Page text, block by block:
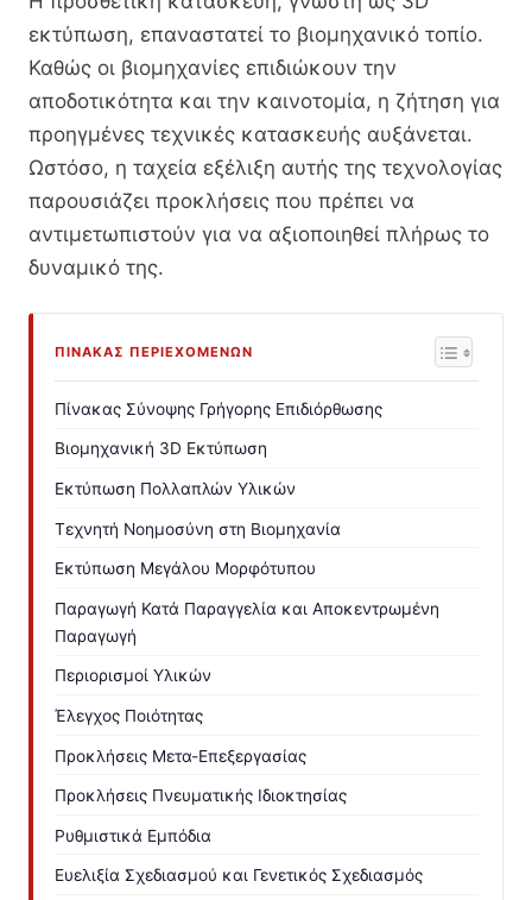
εκτύπωση, επαναστατεί το βιομηχανικό τοπίο.
Καθώς οι βιομηχανίες επιδιώκουν την
αποδοτικότητα και την καινοτομία, η ζήτηση για
προηγμένες τεχνικές κατασκευής αυξάνεται.
Ωστόσο, η ταχεία εξέλιξη αυτής της τεχνολογίας
παρουσιάζει προκλήσεις που πρέπει να
αντιμετωπιστούν για να αξιοποιηθεί πλήρως το
δυναμικό της.
ΠΊΝΑΚΑΣ ΠΕΡΙΕΧΟΜΈΝΩΝ
Πίνακας Σύνοψης Γρήγορης Επιδιόρθωσης
Βιομηχανική 3D Εκτύπωση
Εκτύπωση Πολλαπλών Υλικών
Τεχνητή Νοημοσύνη στη Βιομηχανία
Εκτύπωση Μεγάλου Μορφότυπου
Παραγωγή Κατά Παραγγελία και Αποκεντρωμένη
Παραγωγή
Περιορισμοί Υλικών
Έλεγχος Ποιότητας
Προκλήσεις Μετα-Επεξεργασίας
Προκλήσεις Πνευματικής Ιδιοκτησίας
Ρυθμιστικά Εμπόδια
Ευελιξία Σχεδιασμού και Γενετικός Σχεδιασμός